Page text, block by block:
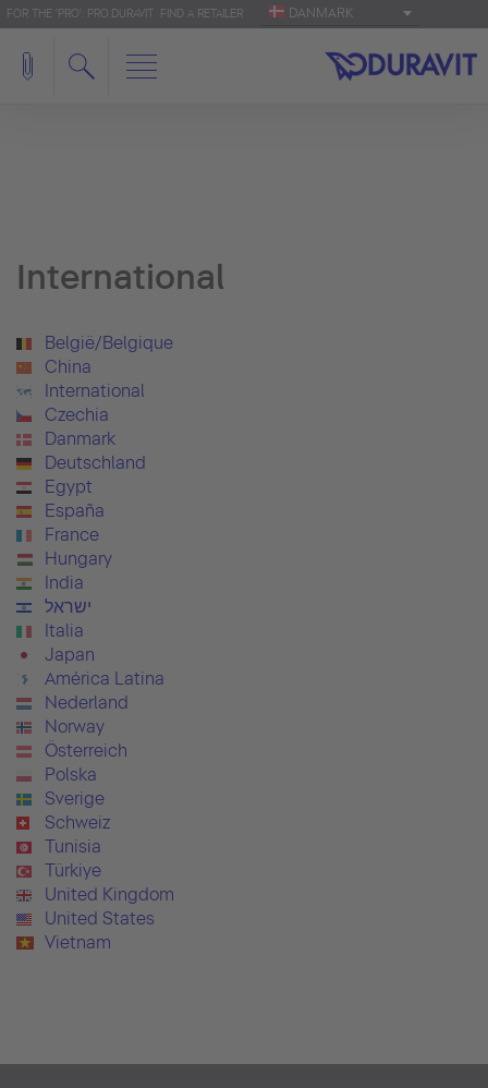
FOR THE 'PRO': PRO.DURAVIT FIND A RETAILER DANMARK
International
België/Belgique
China
International
Czechia
Danmark
Deutschland
Egypt
España
France
Hungary
India
ישראל
Italia
Japan
América Latina
Nederland
Norway
Österreich
Polska
Sverige
Schweiz
Tunisia
Türkiye
United Kingdom
United States
Vietnam